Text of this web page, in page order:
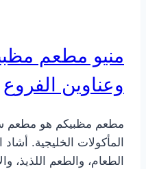
منيو مطعم
وعناوين الفروع
مطعم مظبيكم هو
المأكولات الخليجية.
الطعام، والطعم اللذيذ،